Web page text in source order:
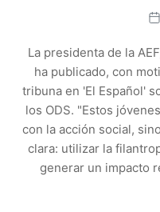
La presidenta de la
ha publicado, con
tribuna en 'El Español'
los ODS. "Estos
con la acción social,
clara: utilizar la
generar un impacto